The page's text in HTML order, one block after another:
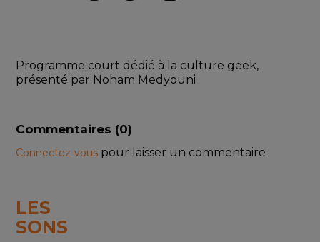
Programme court dédié à la culture geek,
présenté par Noham Medyouni
Commentaires (0)
Connectez-vous pour laisser un commentaire
LES
SONS